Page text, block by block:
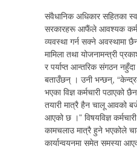
संवैधानिक अधिकार सहितका
सरकारहरू आफैंले आवश्यक
व्यवस्था गर्न सक्ने अवस्थामा
मामिला तथा योजनामन्त्री
र पर्याप्त आन्तरिक संगठन
बताउँछन् । उनी भन्छन्,
भएका विज्ञ कर्मचारी
तयारी मात्रै हैन चालू आवको
आएको छ ।” विषयविज्ञ
कामचलाउ मात्रै हुने भएकोले
कार्यान्वयनमा समेत समस्या